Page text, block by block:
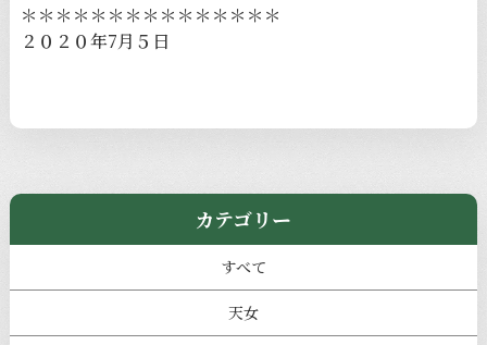
＊＊＊＊＊＊＊＊＊＊＊＊＊＊＊
２０２０年7月５日
カテゴリー
すべて
天女